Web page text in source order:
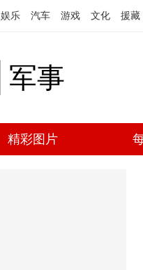
娱乐 汽车 游戏 文化 援藏
军事
精彩图片